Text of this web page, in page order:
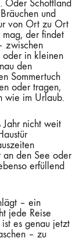
Oder Schottland
und
von Ort zu Ort
der findet
zwischen
in kleinen
den
Sommertuch
oder tragen,
wie im Urlaub.
Jahr nicht weit
an den See oder
erfüllend
– ein
jede Reise
es genau jetzt
– zu